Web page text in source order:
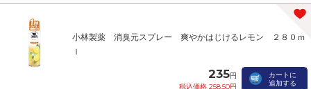
小林製薬 消臭元スプレー 爽やかはじけるレモン ２８０ｍ
ｌ
235円
税込価格 258.50円
カートに
追加する